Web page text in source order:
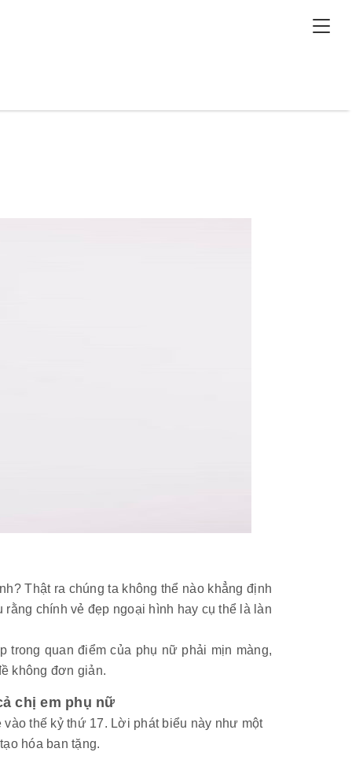
Thật ra chúng ta không thể nào khẳng định
chính vẻ đẹp ngoại hình hay cụ thể là làn
trong quan điểm của phụ nữ phải mịn màng,
không đơn giản.
chị em phụ nữ
thế kỷ thứ 17. Lời phát biểu này như một
hóa ban tặng.